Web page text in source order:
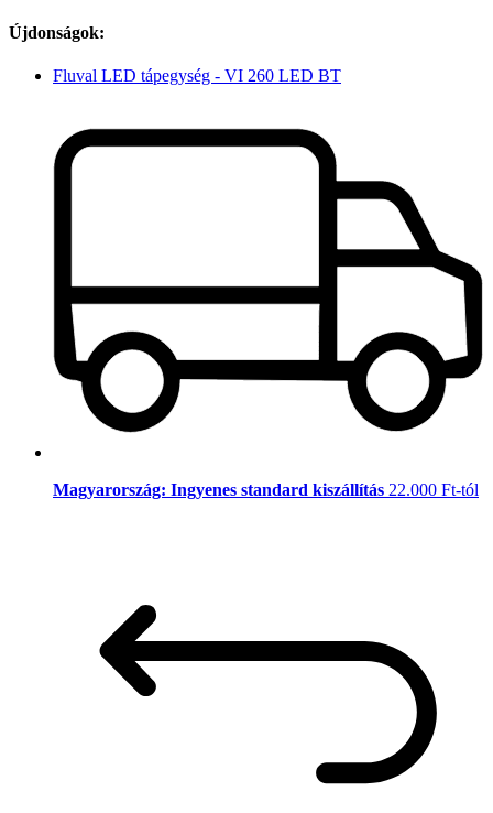
Újdonságok:
Fluval LED tápegység - VI 260 LED BT
Magyarország: Ingyenes standard kiszállítás 22.000 Ft-tól